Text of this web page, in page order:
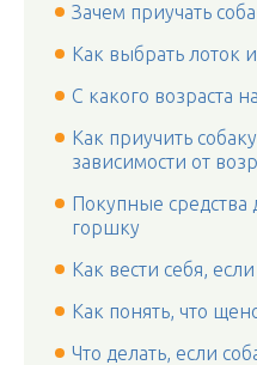
Зачем приучать
Как выбрать лоток
С какого возраста
Как приучить
зависимости от
Покупные средства
горшку
Как вести себя,
Как понять, что
Что делать, если